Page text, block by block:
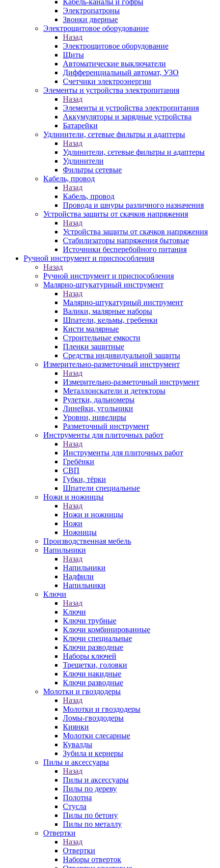
Кабель-каналы и гофры
Электропатроны
Звонки дверные
Электрощитовое оборудование
Назад
Электрощитовое оборудование
Щиты
Автоматические выключатели
Дифференциальный автомат, УЗО
Счетчики электроэнергии
Элементы и устройства электропитания
Назад
Элементы и устройства электропитания
Аккумуляторы и зарядные устройства
Батарейки
Удлинители, сетевые фильтры и адаптеры
Назад
Удлинители, сетевые фильтры и адаптеры
Удлинители
Фильтры сетевые
Кабель, провод
Назад
Кабель, провод
Провода и шнуры различного назначения
Устройства защиты от скачков напряжения
Назад
Устройства защиты от скачков напряжения
Стабилизаторы напряжения бытовые
Источники бесперебойного питания
Ручной инструмент и приспособления
Назад
Ручной инструмент и приспособления
Малярно-штукатурный инструмент
Назад
Малярно-штукатурный инструмент
Валики, малярные наборы
Шпатели, кельмы, гребенки
Кисти малярные
Строительные емкости
Пленки защитные
Средства индивидуальной защиты
Измерительно-разметочный инструмент
Назад
Измерительно-разметочный инструмент
Металлоискатели и детекторы
Рулетки, дальномеры
Линейки, угольники
Уровни, нивелиры
Разметочный инструмент
Инструменты для плиточных работ
Назад
Инструменты для плиточных работ
Гребёнки
СВП
Губки, тёрки
Шпатели специальные
Ножи и ножницы
Назад
Ножи и ножницы
Ножи
Ножницы
Производственная мебель
Напильники
Назад
Напильники
Надфили
Напильники
Ключи
Назад
Ключи
Ключи трубные
Ключи комбинированные
Ключи специальные
Ключи разводные
Наборы ключей
Трещетки, головки
Ключи накидные
Ключи разводные
Молотки и гвоздодеры
Назад
Молотки и гвоздодеры
Ломы-гвоздодеры
Киянки
Молотки слесарные
Кувалды
Зубила и кернеры
Пилы и аксессуары
Назад
Пилы и аксессуары
Пилы по дереву
Полотна
Стусла
Пилы по бетону
Пилы по металлу
Отвертки
Назад
Отвертки
Наборы отверток